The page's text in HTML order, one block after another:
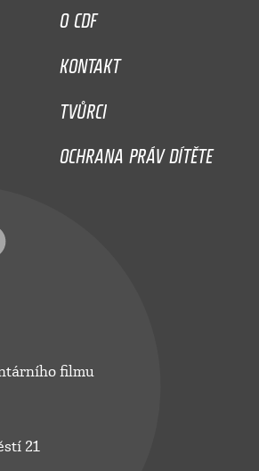
O CDF
KONTAKT
TVŮRCI
OCHRANA PRÁV DÍTĚTE
filmu
21